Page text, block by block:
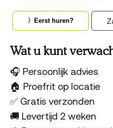
〉Eerst huren?
Wat u kunt
🎧 Persoonlijk advies
🏠 Proefrit op locatie
✅ Gratis verzonden
🚚 Levertijd 2 weken